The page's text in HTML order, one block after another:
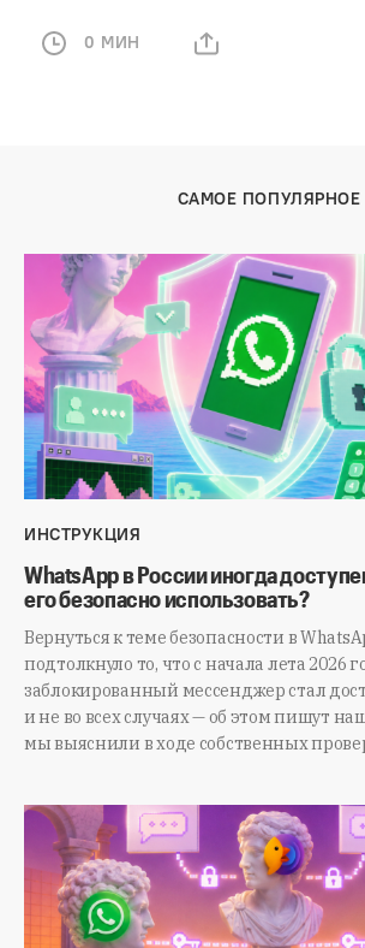
0 МИН
САМОЕ ПОПУЛЯРНОЕ
ИНСТРУКЦИЯ
WhatsApp в России иногда
его безопасно использовать?
Вернуться к теме безопасности в
подтолкнуло то, что с начала лета 2026
заблокированный мессенджер стал
и не во всех случаях — об этом пишут
мы выяснили в ходе собственных